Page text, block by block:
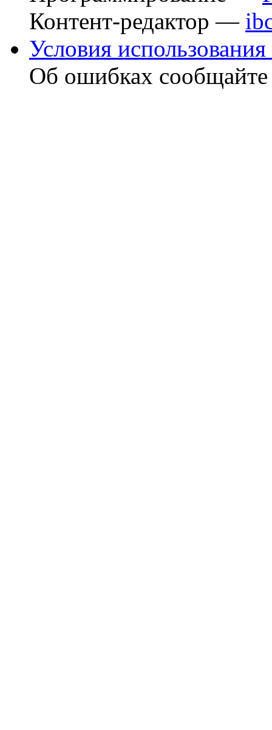
Контент-редактор —
Условия использования
Об ошибках